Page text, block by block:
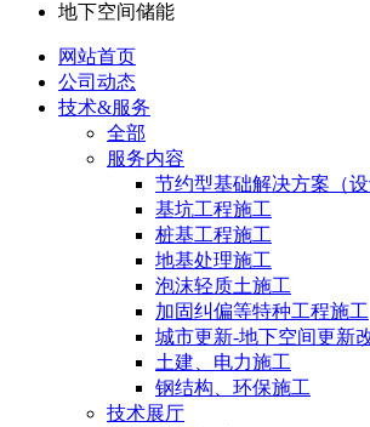
地下空间储能
网站首页
公司动态
技术&服务
全部
服务内容
节约型基础解决方案（设
基坑工程施工
桩基工程施工
地基处理施工
泡沫轻质土施工
加固纠偏等特种工程施工
城市更新-地下空间更新
土建、电力施工
钢结构、环保施工
技术展厅